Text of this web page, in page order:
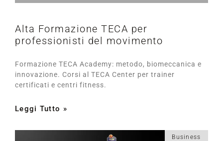
Alta Formazione TECA per
professionisti del movimento
Formazione TECA Academy: metodo, biomeccanica e
innovazione. Corsi al TECA Center per trainer
certificati e centri fitness.
Leggi Tutto »
Business